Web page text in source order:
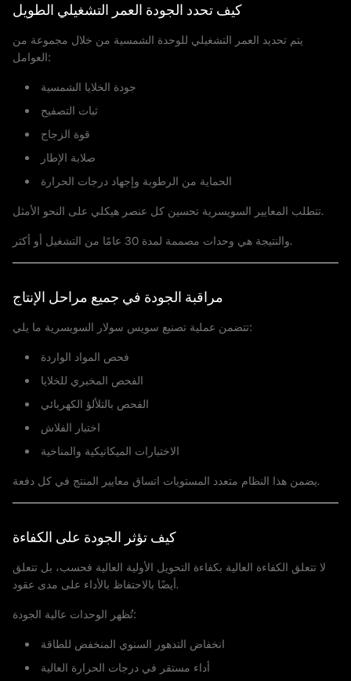
كيف تحدد الجودة العمر التشغيلي الطويل
يتم تحديد العمر التشغيلي للوحدة الشمسية من خلال مجموعة من
العوامل:
جودة الخلايا الشمسية
ثبات التصفيح
قوة الزجاج
صلابة الإطار
الحماية من الرطوبة وإجهاد درجات الحرارة
تتطلب المعايير السويسرية تحسين كل عنصر هيكلي على النحو الأمثل.
والنتيجة هي وحدات مصممة لمدة 30 عامًا من التشغيل أو أكثر.
مراقبة الجودة في جميع مراحل الإنتاج
تتضمن عملية تصنيع سويس سولار السويسرية ما يلي:
فحص المواد الواردة
الفحص المخبري للخلايا
الفحص بالتلألؤ الكهربائي
اختبار الفلاش
الاختبارات الميكانيكية والمناخية
يضمن هذا النظام متعدد المستويات اتساق معايير المنتج في كل دفعة.
كيف تؤثر الجودة على الكفاءة
لا تتعلق الكفاءة العالية بكفاءة التحويل الأولية العالية فحسب، بل تتعلق
أيضًا بالاحتفاظ بالأداء على مدى عقود.
تُظهر الوحدات عالية الجودة:
انخفاض التدهور السنوي المنخفض للطاقة
أداء مستقر في درجات الحرارة العالية